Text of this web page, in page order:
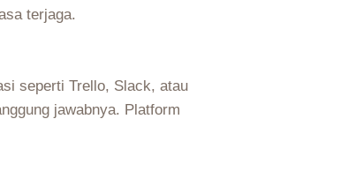
terjaga.
seperti Trello, Slack, atau
jawabnya. Platform